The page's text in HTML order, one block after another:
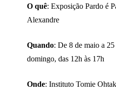
O quê: Exposição Pardo é
Alexandre
Quando: De 8 de maio a
domingo, das 12h às 17h
Onde: Instituto Tomie